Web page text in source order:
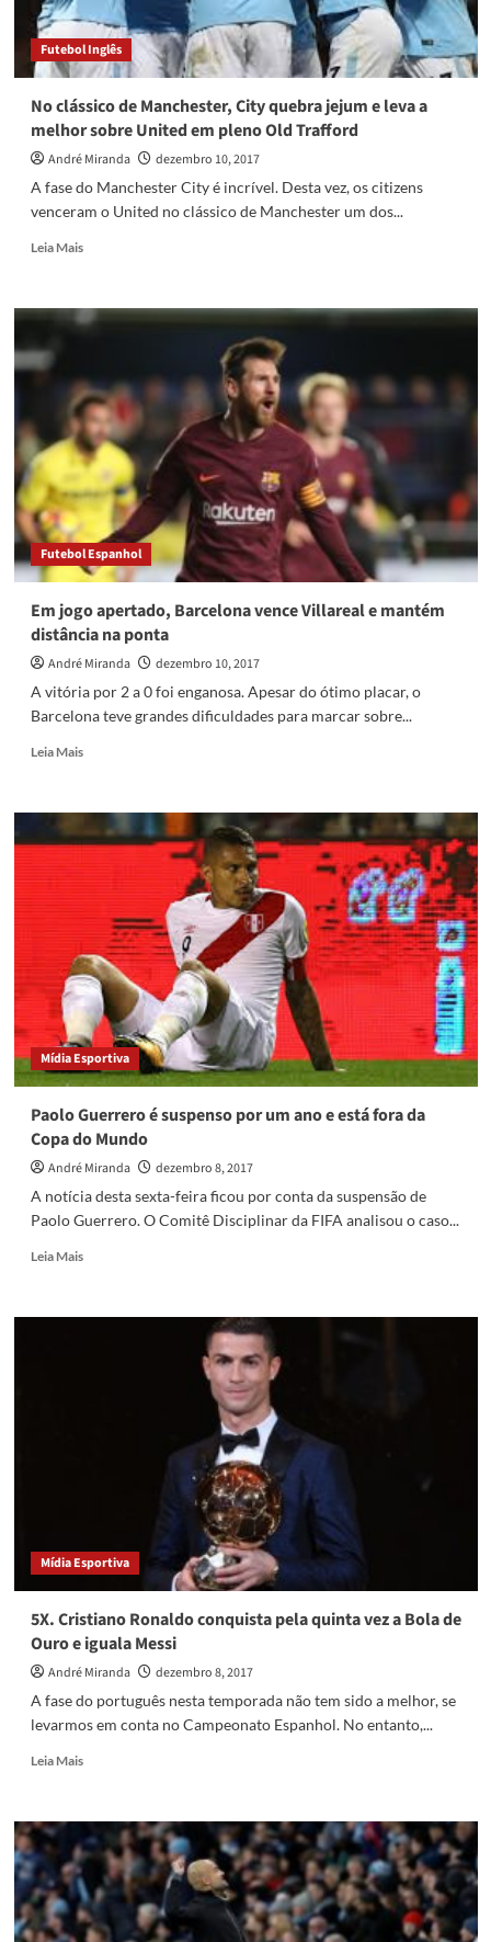
sorteio
para
as
oitavas
Champions
Futebol Inglês
No clássico de Manchester, City quebra jejum e leva a
melhor sobre United em pleno Old Trafford
André Miranda
dezembro 10, 2017
A fase do Manchester City é incrível. Desta vez, os citizens
venceram o United no clássico de Manchester um dos...
Leia MaisRead
No
clássico
City
quebra
jejum
e
leva
a
melhor
sobre
United
em
Old
Trafford
Futebol Espanhol
Em jogo apertado, Barcelona vence Villareal e mantém
distância na ponta
André Miranda
dezembro 10, 2017
A vitória por 2 a 0 foi enganosa. Apesar do ótimo placar, o
Barcelona teve grandes dificuldades para marcar sobre...
Leia MaisRead
Em
jogo
apertado,
Villareal
mantém
distância
na
ponta
Mídia Esportiva
Paolo Guerrero é suspenso por um ano e está fora da
Copa do Mundo
André Miranda
dezembro 8, 2017
A notícia desta sexta-feira ficou por conta da suspensão de
Paolo Guerrero. O Comitê Disciplinar da FIFA analisou o caso...
Leia MaisRead
Paolo
do
Mídia Esportiva
5X. Cristiano Ronaldo conquista pela quinta vez a Bola de
Ouro e iguala Messi
André Miranda
dezembro 8, 2017
A fase do português nesta temporada não tem sido a melhor, se
levarmos em conta no Campeonato Espanhol. No entanto,...
Leia MaisRead
5X.
Cristiano
Ronaldo
conquista
pela
quinta